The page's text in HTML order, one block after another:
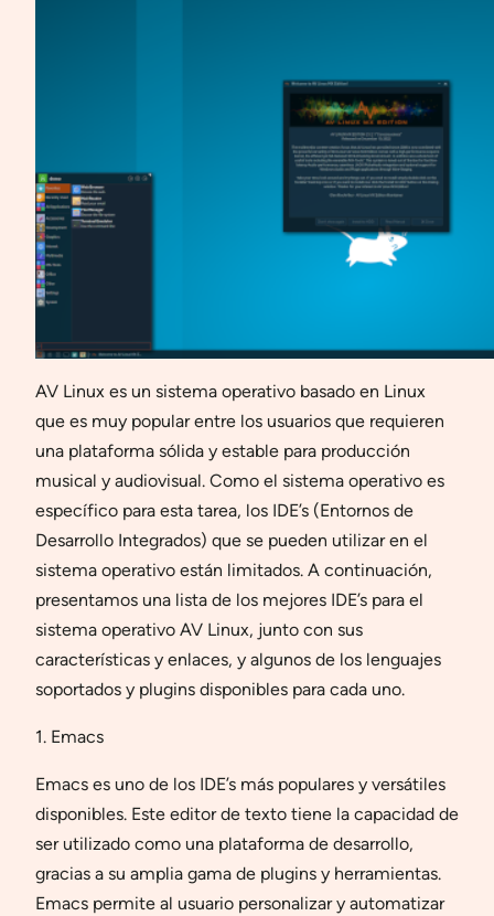
AV Linux es un sistema operativo basado en Linux
que es muy popular entre los usuarios que requieren
una plataforma sólida y estable para producción
musical y audiovisual. Como el sistema operativo es
específico para esta tarea, los IDE’s (Entornos de
Desarrollo Integrados) que se pueden utilizar en el
sistema operativo están limitados. A continuación,
presentamos una lista de los mejores IDE’s para el
sistema operativo AV Linux, junto con sus
características y enlaces, y algunos de los lenguajes
soportados y plugins disponibles para cada uno.
1. Emacs
Emacs es uno de los IDE’s más populares y versátiles
disponibles. Este editor de texto tiene la capacidad de
ser utilizado como una plataforma de desarrollo,
gracias a su amplia gama de plugins y herramientas.
Emacs permite al usuario personalizar y automatizar